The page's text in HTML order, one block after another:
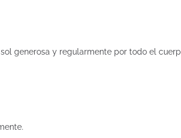
generosa y regularmente por todo el